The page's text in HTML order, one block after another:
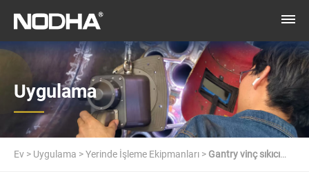
Uygulama
Ev > Uygulama >Yerinde İşleme Ekipmanları > Gantry vinç sıkıcı